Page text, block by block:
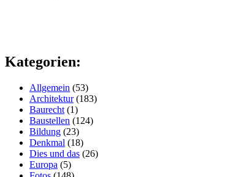
Kategorien:
Allgemein (53)
Architektur(183)
Baurecht (1)
Baustellen (124)
Bildung (23)
Denkmal (18)
Dies und das (26)
Europa (5)